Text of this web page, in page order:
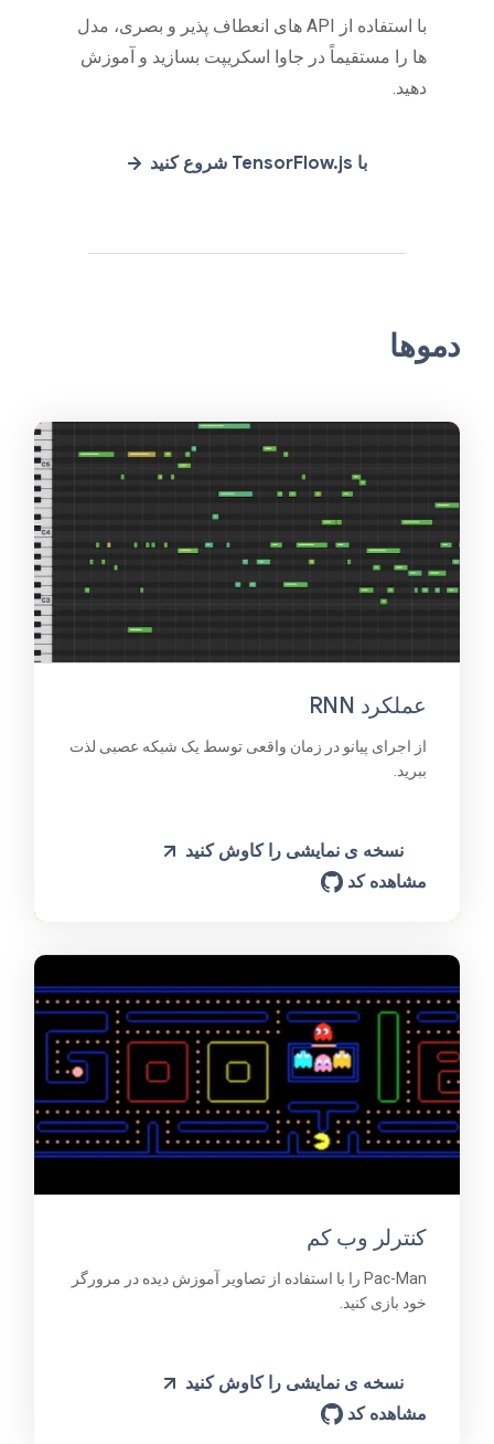
با استفاده از API های انعطاف پذیر و بصری، مدل
ها را مستقیماً در جاوا اسکریپت بسازید و آموزش
دهید.
با TensorFlow.js شروع کنید
دموها
عملکرد RNN
از اجرای پیانو در زمان واقعی توسط یک شبکه عصبی لذت
ببرید.
نسخه ی نمایشی را کاوش کنید
مشاهده کد
کنترلر وب کم
Pac-Man را با استفاده از تصاویر آموزش دیده در مرورگر
خود بازی کنید.
نسخه ی نمایشی را کاوش کنید
مشاهده کد